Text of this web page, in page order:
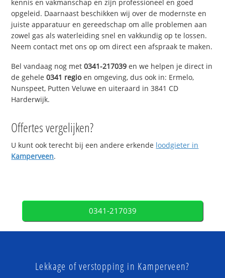
kennis en vakmanschap en zijn professioneel en goed
opgeleid. Daarnaast beschikken wij over de modernste en
juiste apparatuur en gereedschap om alle problemen aan
zowel gas als waterleiding snel en vakkundig op te lossen.
Neem contact met ons op om direct een afspraak te maken.
Bel vandaag nog met0341-217039 en we helpen je direct in
de gehele0341 regioen omgeving, dus ook in: Ermelo,
Nunspeet, Putten Veluwe en uiteraard in 3841 CD
Harderwijk.
Offertes vergelijken?
U kunt ook terecht bij een andere erkende loodgieter in
Kamperveen.
0341-217039
Lekkage of verstopping in Kamperveen?